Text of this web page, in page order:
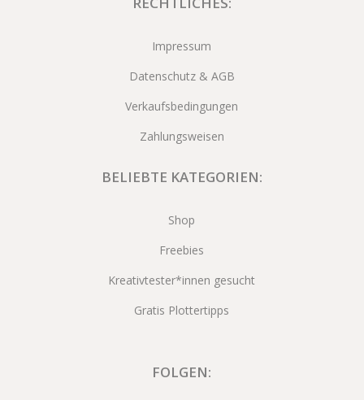
Impressum
Datenschutz & AGB
Verkaufsbedingungen
Zahlungsweisen
BELIEBTE KATEGORIEN:
Shop
Freebies
Kreativtester*innen gesucht
Gratis Plottertipps
FOLGEN: